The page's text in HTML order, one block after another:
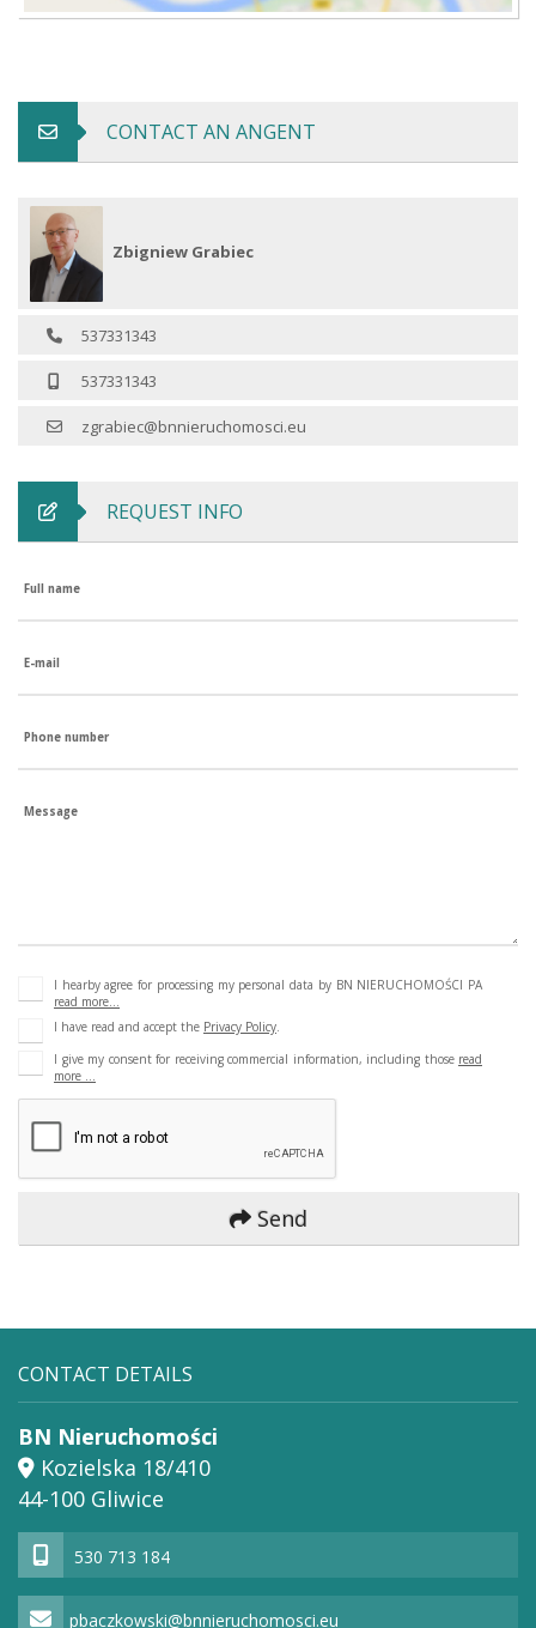
CONTACT AN ANGENT
Zbigniew Grabiec
537331343
537331343
zgrabiec@bnnieruchomosci.eu
REQUEST INFO
Full name
E-mail
Phone number
Message
I hearby agree for processing my personal data by BN NIERUCHOMOŚCI PA
read more...
I have read and accept the Privacy Policy
I give my consent for receiving commercial information, including those read
more ...
Send
CONTACT DETAILS
BN Nieruchomości
Kozielska 18/410
44-100 Gliwice
530 713 184
pbaczkowski@bnnieruchomosci.eu